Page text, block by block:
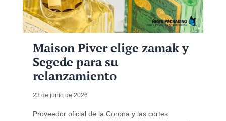
Maison Piver elige zamak y
Segede para su
relanzamiento
23 de junio de 2026
Proveedor oficial de la Corona y las cortes